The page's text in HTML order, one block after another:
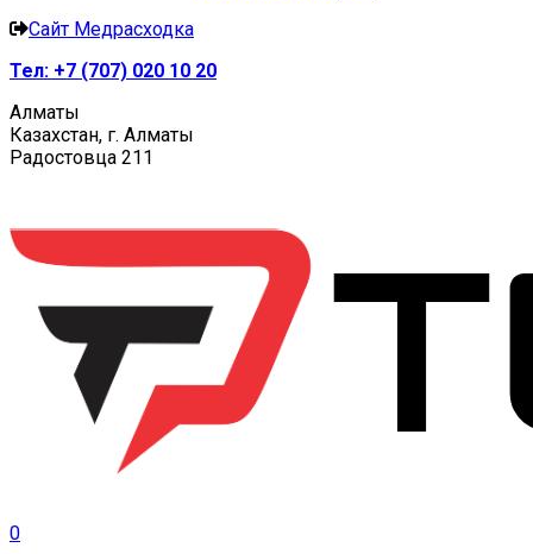
Сайт Медрасходка
Тел: +7 (707) 020 10 20
Алматы
Казахстан, г. Алматы
Радостовца 211
0